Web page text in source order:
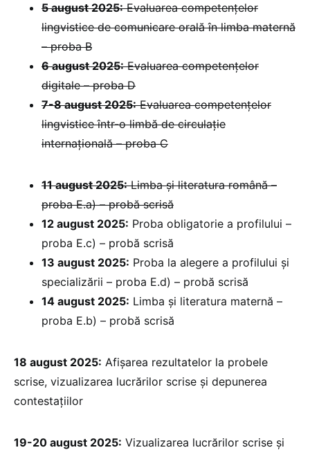
5 august 2025:Evaluarea competențelor
lingvistice de comunicare orală în limba maternă
– proba B
6 august 2025:⁠Evaluarea competențelor
digitale – proba D
7-8 august 2025:Evaluarea competențelor
lingvistice într-o limbă de circulație
internațională – proba C
11 august 2025:Limba și literatura română –
proba E.a) – probă scrisă
12 august 2025: Proba obligatorie a profilului –
proba E.c) – probă scrisă
13 august 2025: Proba la alegere a profilului și
specializării – proba E.d) – probă scrisă
14 august 2025: Limba și literatura maternă –
proba E.b) – probă scrisă
18 august 2025: Afișarea rezultatelor la probele
scrise, vizualizarea lucrărilor scrise și depunerea
contestațiilor
19-20 august 2025: Vizualizarea lucrărilor scrise și